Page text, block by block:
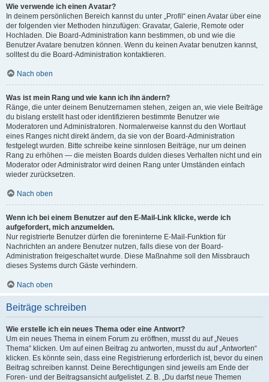
Wie verwende ich einen Avatar?
In deinem persönlichen Bereich kannst du unter „Profil“ einen Avatar über eine
der folgenden vier Methoden hinzufügen: Gravatar, Galerie, Remote oder
Hochladen. Die Board-Administration kann bestimmen, ob und wie die
Benutzer Avatare benutzen können. Wenn du keinen Avatar benutzen kannst,
solltest du die Board-Administration kontaktieren.
Nach oben
Was ist mein Rang und wie kann ich ihn ändern?
Ränge, die unter deinem Benutzernamen stehen, zeigen an, wie viele Beiträge
du bislang erstellt hast oder identifizieren bestimmte Benutzer wie
Moderatoren und Administratoren. Normalerweise kannst du den Wortlaut
eines Ranges nicht direkt ändern, da sie von der Board-Administration
festgelegt wurden. Bitte schreibe keine sinnlosen Beiträge, nur um deinen
Rang zu erhöhen — die meisten Boards dulden dieses Verhalten nicht und ein
Moderator oder Administrator wird deinen Rang unter Umständen einfach
wieder zurücksetzen.
Nach oben
Wenn ich bei einem Benutzer auf den E-Mail-Link klicke, werde ich
aufgefordert, mich anzumelden.
Nur registrierte Benutzer dürfen die foreninterne E-Mail-Funktion für
Nachrichten an andere Benutzer nutzen, falls diese von der Board-
Administration freigeschaltet wurde. Diese Maßnahme soll den Missbrauch
dieses Systems durch Gäste verhindern.
Nach oben
Beiträge schreiben
Wie erstelle ich ein neues Thema oder eine Antwort?
Um ein neues Thema in einem Forum zu eröffnen, musst du auf „Neues
Thema“ klicken. Um auf einen Beitrag zu antworten, musst du auf „Antworten“
klicken. Es könnte sein, dass eine Registrierung erforderlich ist, bevor du einen
Beitrag schreiben kannst. Deine Berechtigungen sind jeweils am Ende der
Foren- und der Beitragsansicht aufgelistet. Z. B. „Du darfst neue Themen